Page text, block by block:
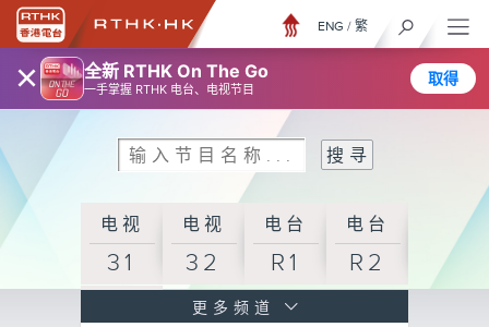
× 全新 RTHK On The Go
一手掌握 RTHK 电台、电视节目
取得
ENG / 繁
电视
31
电视
32
电台
R1
电台
R2
更多频道